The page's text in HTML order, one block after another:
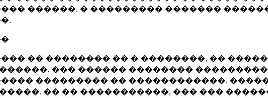
������. � ��������� �������
�� �������� �� � ��������, ��
��� ������ ��������
��������� �� ������������.
�� �� �����������, ��� ���